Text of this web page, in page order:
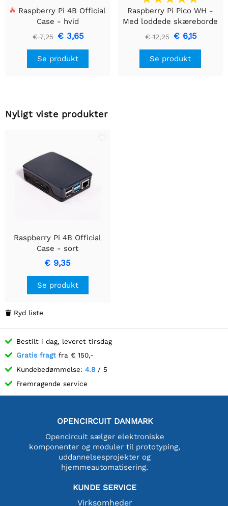
Raspberry Pi 4B Official
Case - hvid
€ 7,25 € 3,65
Se produkt
Raspberry Pi Pico WH -
Med loddede skæreborde
€ 12,25 € 6,15
Se produkt
Nyligt viste produkter
Raspberry Pi 4B Official
Case - sort
€ 9,35
Se produkt
 Ryd liste
Bestilt i dag, leveret tirsdag
Gratis fragt fra € 150,-
Kundebedømmelse: 4.8 / 5
Fremragende service
OPENCIRCUIT DANMARK
Opencircuit sælger elektroniske
komponenter og moduler til prototyping,
uddannelsesprojekter og
hjemmeautomatisering.
KUNDE SERVICE
Virksomheder